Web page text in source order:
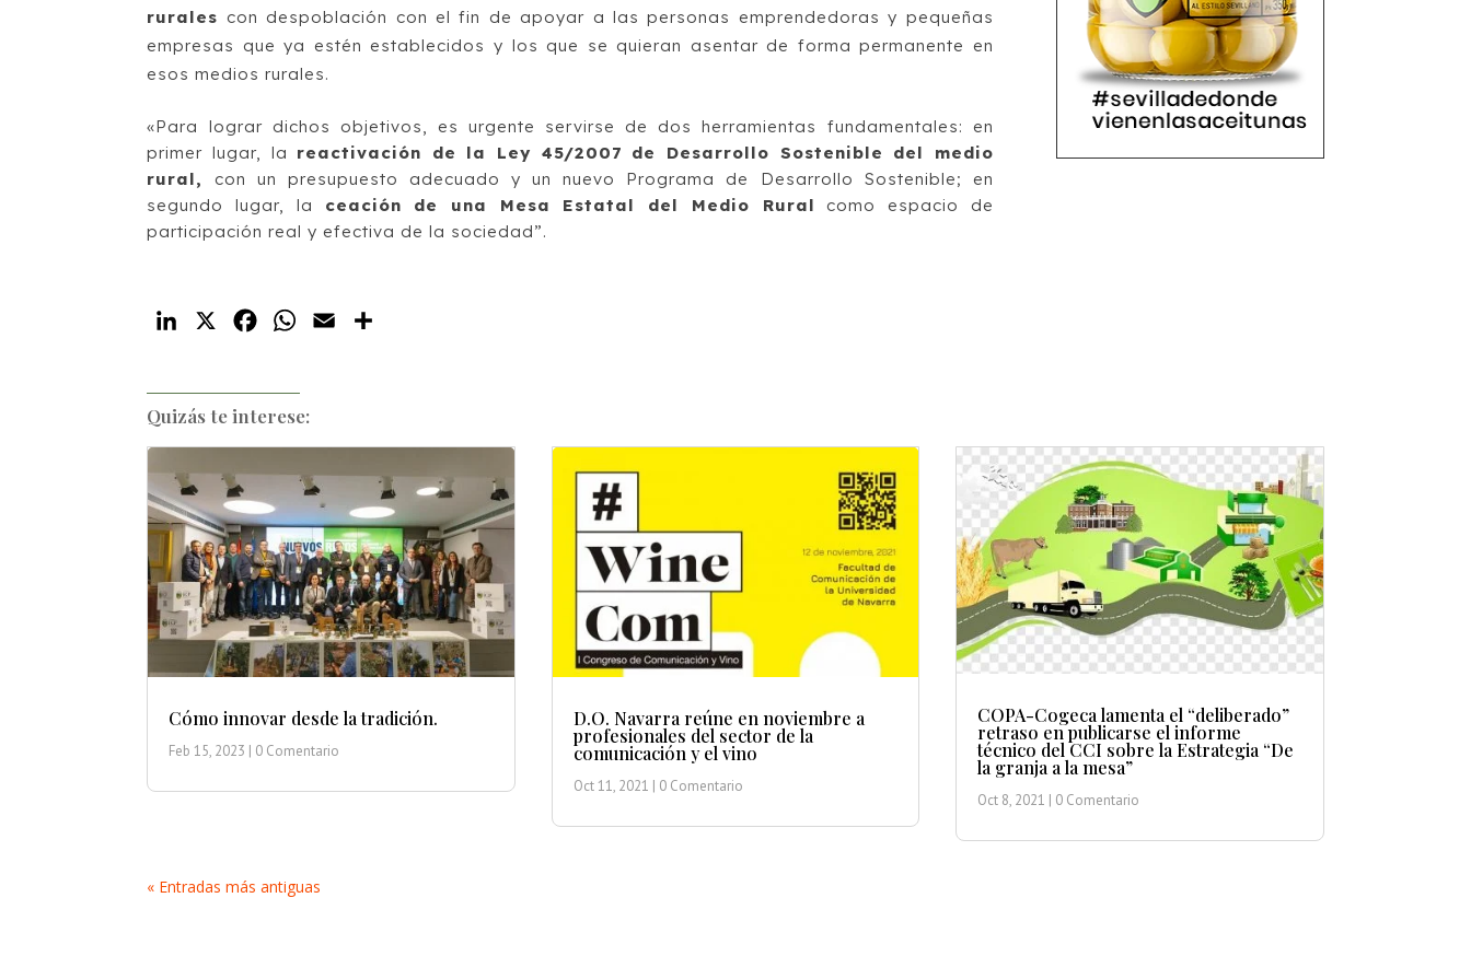
rurales con despoblación con el fin de apoyar a las personas emprendedoras y pequeñas
empresas que ya estén establecidos y los que se quieran asentar de forma permanente en
esos medios rurales.
«Para lograr dichos objetivos, es urgente servirse de dos herramientas fundamentales: en
primer lugar, la reactivación de la Ley 45/2007 de Desarrollo Sostenible del medio
rural,
con un presupuesto adecuado y un nuevo Programa de Desarrollo Sostenible; en
segundo lugar, la ceación de una Mesa Estatal del Medio Rural como espacio de
participación real y efectiva de la sociedad”.
LinkedIn
X FacebookWhatsApp
Email
Quizás te interese:
Cómo innovar desde la tradición.
Feb 15, 2023 | 0 Comentario
D.O. Navarra reúne en noviembre a
profesionales del sector de la
comunicación y el vino
Oct 11, 2021 | 0 Comentario
COPA-Cogeca lamenta el “deliberado”
retraso en publicarse el informe
técnico del CCI sobre la Estrategia “De
la granja a la mesa”
Oct 8, 2021 | 0 Comentario
« Entradas más antiguas